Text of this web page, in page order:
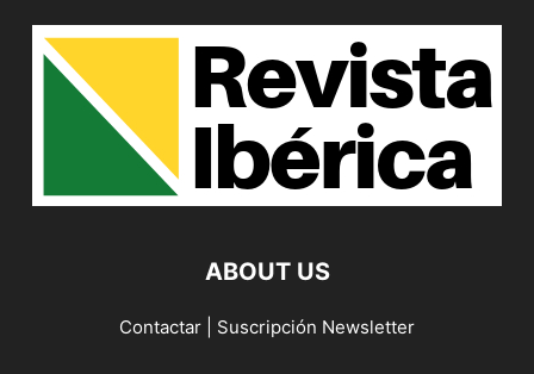
ABOUT US
Contactar Suscripción Newsletter